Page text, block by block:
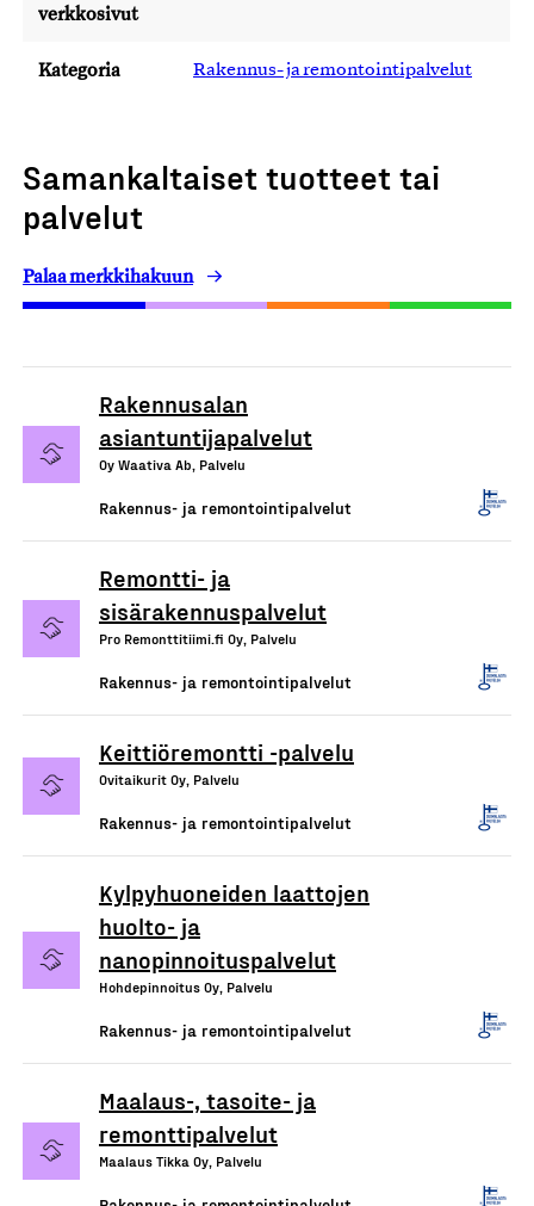
verkkosivut
Kategoria Rakennus- ja remontointipalvelut
Samankaltaiset tuotteet tai
palvelut
Palaa merkkihakuun
Rakennusalan
asiantuntijapalvelut
Oy Waativa Ab, Palvelu
Rakennus- ja remontointipalvelut
Remontti- ja
sisärakennuspalvelut
Pro Remonttitiimi.fi Oy, Palvelu
Rakennus- ja remontointipalvelut
Keittiöremontti -palvelu
Ovitaikurit Oy, Palvelu
Rakennus- ja remontointipalvelut
Kylpyhuoneiden laattojen
huolto- ja
nanopinnoituspalvelut
Hohdepinnoitus Oy, Palvelu
Rakennus- ja remontointipalvelut
Maalaus-, tasoite- ja
remonttipalvelut
Maalaus Tikka Oy, Palvelu